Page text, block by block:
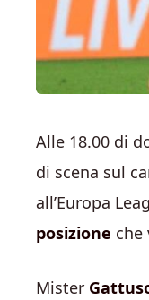
Alle 18.00 di
di scena sul
all’Europa
posizione che
Mister